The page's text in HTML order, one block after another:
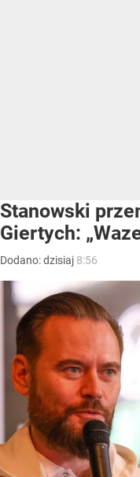
Stanowski
Giertych:
Dodano:dzisiaj 8:56